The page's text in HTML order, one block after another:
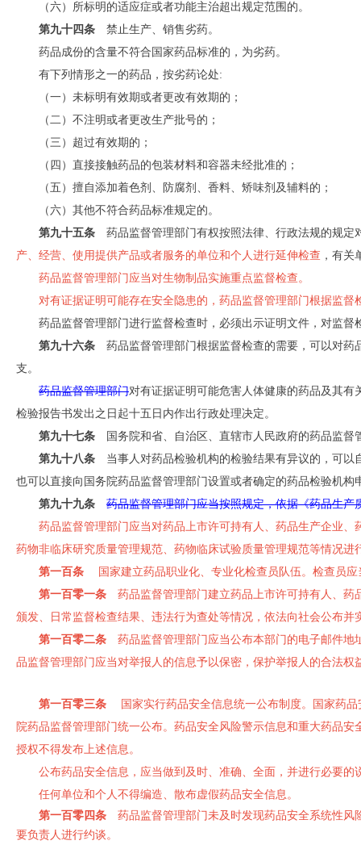
（六）所标明的适应症或者功能主治超出规定范围的。
第九十四条 禁止生产、销售劣药。
药品成份的含量不符合国家药品标准的，为劣药。
有下列情形之一的药品，按劣药论处:
（一）未标明有效期或者更改有效期的；
（二）不注明或者更改生产批号的；
（三）超过有效期的；
（四）直接接触药品的包装材料和容器未经批准的；
（五）擅自添加着色剂、防腐剂、香料、矫味剂及辅料的；
（六）其他不符合药品标准规定的。
第九十五条 药品监督管理部门有权按照法律、行政法规的规定
产、经营、使用提供产品或者服务的单位和个人进行延伸检查 ，有关
药品监督管理部门应当对生物制品实施重点监督检查。
对有证据证明可能存在安全隐患的，药品监督管理部门根据监
药品监督管理部门进行监督检查时，必须出示证明文件，对监督
第九十六条 药品监督管理部门根据监督检查的需要，可以对药
支。
药品监督管理部门对有证据证明可能危害人体健康的药品及其有
检验报告书发出之日起十五日内作出行政处理决定。
第九十七条 国务院和省、自治区、直辖市人民政府的药品监督
第九十八条 当事人对药品检验机构的检验结果有异议的，可以
也可以直接向国务院药品监督管理部门设置或者确定的药品检验机
第九十九条
药品监督管理部门应当按照规定，依据《药品生
药品监督管理部门应当对药品上市许可持有人、药品生产企业
药物非临床研究质量管理规范、药物临床试验质量管理规范等情况进
第一百条 国家建立药品职业化、专业化检查员队伍。检查员应
第一百零一条 药品监督管理部门建立药品上市许可持有人、药
颁发、日常监督检查结果、违法行为查处等情况，依法向社会公布
第一百零二条 药品监督管理部门应当公布本部门的电子邮件地
品监督管理部门应当对举报人的信息予以保密，保护举报人的合法
第一百零三条 国家实行药品安全信息统一公布制度。国家药品
院药品监督管理部门统一公布。药品安全风险警示信息和重大药品
授权不得发布上述信息。
公布药品安全信息，应当做到及时、准确、全面，并进行必要的
任何单位和个人不得编造、散布虚假药品安全信息。
第一百零四条 药品监督管理部门未及时发现药品安全系统性风
要负责人进行约谈。